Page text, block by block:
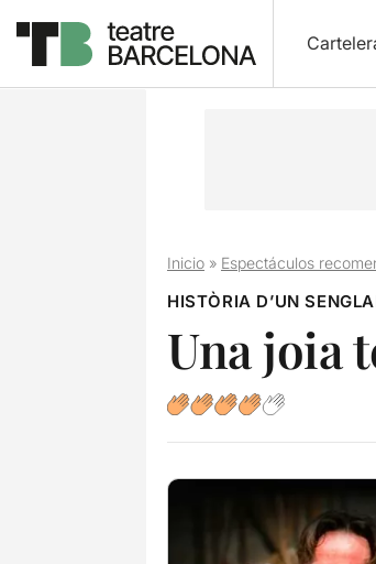
Inicio» Espectáculos
HISTÒRIA D’UN
Una joia